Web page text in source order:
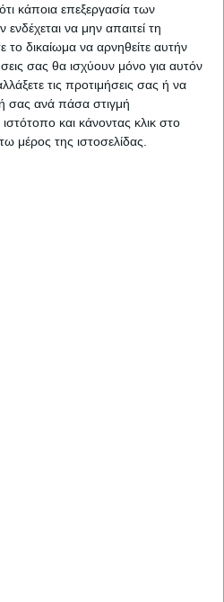
κάποια επεξεργασία των
να μην απαιτεί τη
δικαίωμα να αρνηθείτε αυτήν
σας θα ισχύουν μόνο για αυτόν
τις προτιμήσεις σας ή να
σας ανά πάσα στιγμή
και κάνοντας κλικ στο
μέρος της ιστοσελίδας.
η
προϊόντων
αυξάνοντας έτσι
στους
διανομή που